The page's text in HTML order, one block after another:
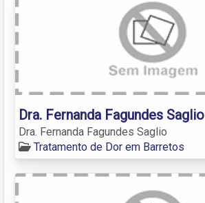
Dra. Fernanda Fagundes Saglio
Dra. Fernanda Fagundes Saglio
Tratamento de Dor em Barretos